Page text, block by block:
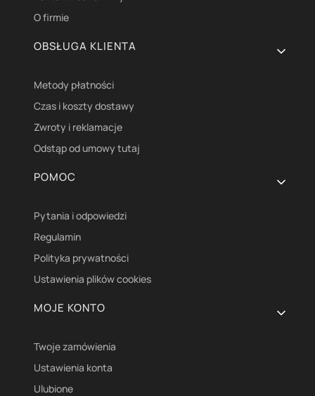
O firmie
OBSŁUGA KLIENTA
Metody płatności
Czas i koszty dostawy
Zwroty i reklamacje
Odstąp od umowy tutaj
POMOC
Pytania i odpowiedzi
Regulamin
Polityka prywatności
Ustawienia plików cookies
MOJE KONTO
Twoje zamówienia
Ustawienia konta
Ulubione